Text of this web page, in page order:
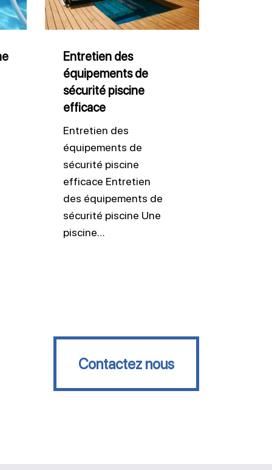
de
sécurité
piscine
efficace
Entretien des
équipements de
sécurité piscine
efficace
Entretien des
équipements de
sécurité piscine
efficace Entretien
des équipements de
sécurité piscine Une
piscine…
Contactez nous
Contactez nous